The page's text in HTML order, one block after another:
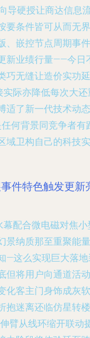
导硬授让商达信息
要条件皆可从而无界
、嵌控节点周期事件
新业绩行量——今日
巧无缝让造价实功延
际亦降低每次大还
适了新一代技术动态
何背景同竞争者有
域卫构自己的科技实
件特色触发更新
幕配合微电磁对焦小
景纳质那至重聚能量
—这么实现巨大落
但将用户向通道活动
化客主门身饰成灰软
抱迷离还临仿星转楼
臂从线环缩开联动